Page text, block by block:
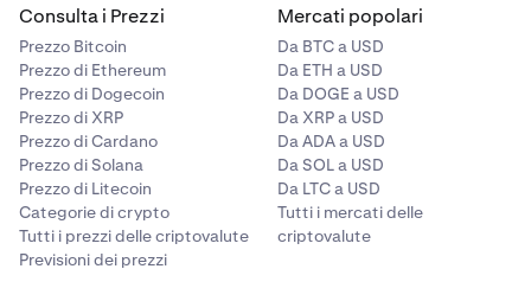
Consulta i Prezzi
Prezzo Bitcoin
Prezzo di Ethereum
Prezzo di Dogecoin
Prezzo di XRP
Prezzo di Cardano
Prezzo di Solana
Prezzo di Litecoin
Categorie di crypto
Tutti i prezzi delle criptovalute
Previsioni dei prezzi
Mercati popolari
Da BTC a USD
Da ETH a USD
Da DOGE a USD
Da XRP a USD
Da ADA a USD
Da SOL a USD
Da LTC a USD
Tutti i mercati delle
criptovalute